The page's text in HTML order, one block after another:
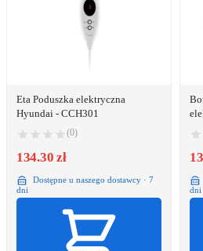
Eta Poduszka elektryczna
Hyundai - CCH301
(0)
134.30 zł
Dostępne u naszego dostawcy · 7
dni
dni